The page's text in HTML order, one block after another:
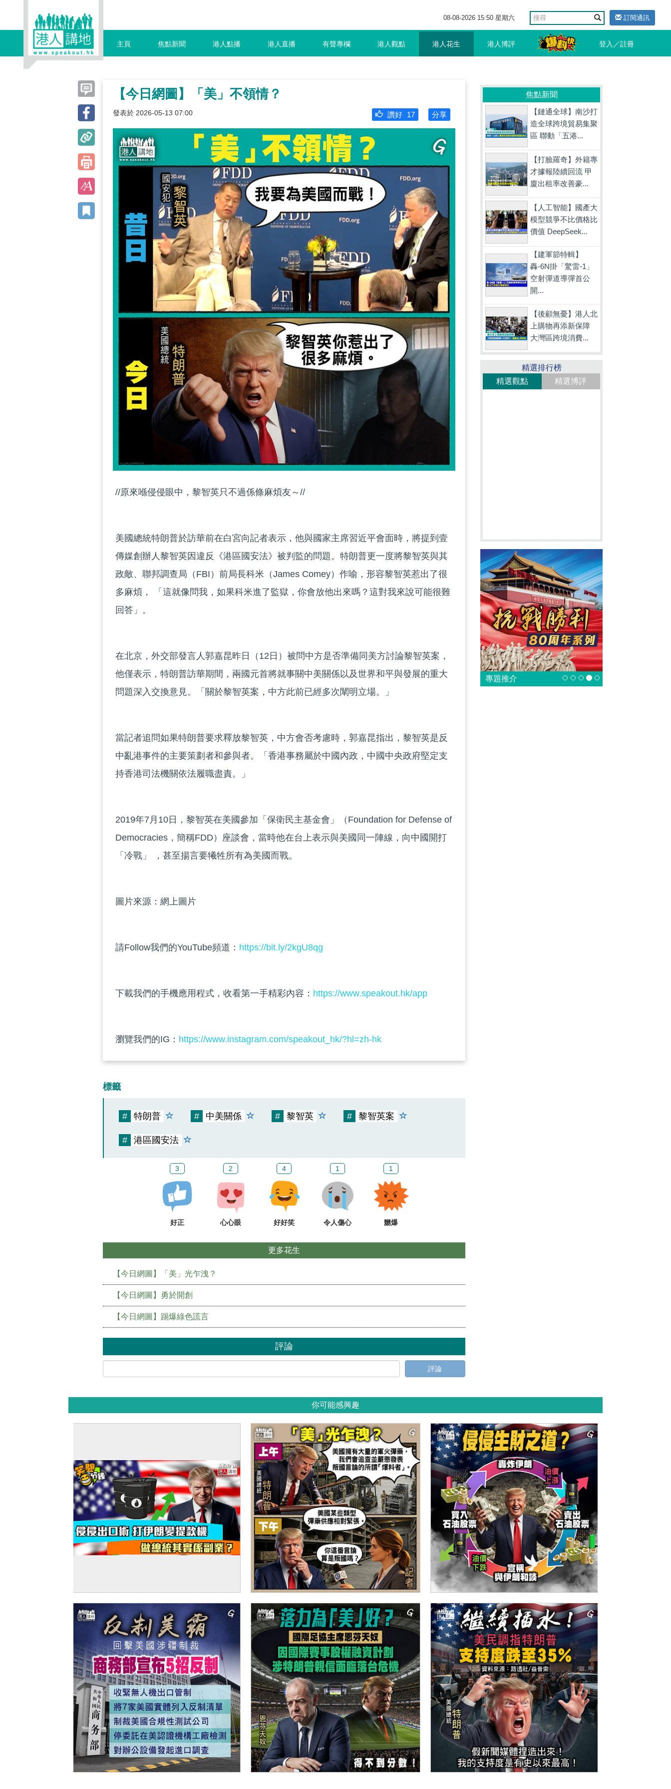
08-08-2026 15:50 星期六 訂閱通訊
主頁 焦點新聞 港人點播 港人直播 有聲專欄 港人觀點 港人花生 港人博評 登入／註冊
【今日網圖】「美」不領情？
發表於 2026-05-13 07:00 分享
讚好 17
//原來喺侵侵眼中，黎智英只不過係條麻煩友～//
美國總統特朗普於訪華前在白宮向記者表示，他與國家主席習近平會面時，將提到壹
傳媒創辦人黎智英因違反《港區國安法》被判監的問題。特朗普更一度將黎智英與其
政敵、聯邦調查局（FBI）前局長科米（James Comey）作喻，形容黎智英惹出了很
多麻煩， 「這就像問我，如果科米進了監獄，你會放他出來嗎？這對我來說可能很難
回答」。
在北京，外交部發言人郭嘉昆昨日（12日）被問中方是否準備同美方討論黎智英案，
他僅表示，特朗普訪華期間，兩國元首將就事關中美關係以及世界和平與發展的重大
問題深入交換意見。「關於黎智英案，中方此前已經多次闡明立場。」
當記者追問如果特朗普要求釋放黎智英，中方會否考慮時，郭嘉昆指出，黎智英是反
中亂港事件的主要策劃者和參與者。「香港事務屬於中國內政，中國中央政府堅定支
持香港司法機關依法履職盡責。」
2019年7月10日，黎智英在美國參加「保衛民主基金會」（Foundation for Defense of
Democracies，簡稱FDD）座談會，當時他在台上表示與美國同一陣線，向中國開打
「冷戰」 ，甚至揚言要犧牲所有為美國而戰。
圖片來源：網上圖片
請Follow我們的YouTube頻道： https://bit.ly/2kgU8qg
下載我們的手機應用程式，收看第一手精彩內容： https://www.speakout.hk/app
瀏覽我們的IG： https://www.instagram.com/speakout_hk/?hl=zh-hk
標籤
# 特朗普 # 中美關係 # 黎智英 # 黎智英案
# 港區國安法
3
好正
2
心心眼
4
好好笑
1
令人傷心
1
嬲爆
更多花生
【今日網圖】「美」光乍洩？
【今日網圖】勇於開創
【今日網圖】踢爆綠色謊言
評論
評論
焦點新聞
【鏈通全球】南沙打
造全球跨境貿易集聚
區 聯動「五港...
【打臉羅奇】外籍專
才據報陸續回流 甲
廈出租率改善豪...
【人工智能】國產大
模型競爭不比價格比
價值 DeepSeek...
【建軍節特輯】
轟-6N掛「驚雷-1」
空射彈道導彈首公
開...
【後顧無憂】港人北
上購物再添新保障
大灣區跨境消費...
精選排行榜
精選觀點
精選博評
專題推介
你可能感興趣
變提款機 做總統其實係副業？